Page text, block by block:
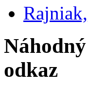
Náhodný
odkaz